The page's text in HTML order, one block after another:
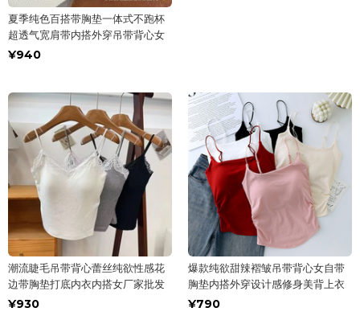
夏季纯色百搭带胸垫一体式不跑杯
超透气宽肩带内搭外穿吊带背心女
¥940
潮流睫毛吊带背心蕾丝纯欲性感花
边带胸垫打底内衣内搭女厂家批发
¥930
爆款纯欲甜辣褶皱吊带背心女自带
胸垫内搭外穿设计感修身美背上衣
¥790